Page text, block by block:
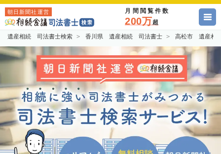
朝日新聞社運営 月間閲覧件数
200万超
遺産相続 司法書士検索 香川県 遺産相続 司法書士 高松市 遺産相